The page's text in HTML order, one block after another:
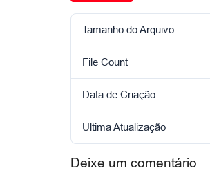
Tamanho do Arquivo
File Count
Data de Criação
Ultima Atualização
Deixe um comentário